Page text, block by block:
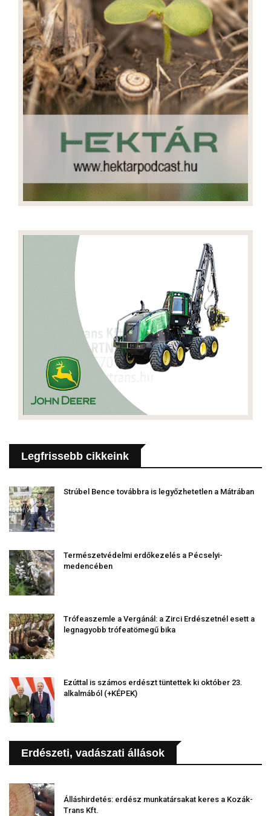
Legfrissebb cikkeink
Strúbel Bence továbbra is legyőzhetetlen a Mátrában
Természetvédelmi erdőkezelés a Pécselyi-
medencében
Trófeaszemle a Vergánál: a Zirci Erdészetnél esett a
legnagyobb trófeatömegű bika
Ezúttal is számos erdészt tüntettek ki október 23.
alkalmából (+KÉPEK)
Erdészeti, vadászati állások
Álláshirdetés: erdész munkatársakat keres a Kozák-
Trans Kft.